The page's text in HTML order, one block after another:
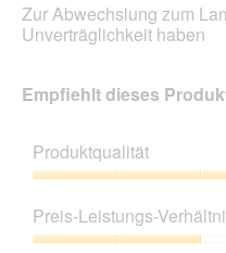
Zur Abwechslung zum
Unverträglichkeit haben
Empfiehlt dieses
Produktqualität
5
von
Preis-Leistungs-